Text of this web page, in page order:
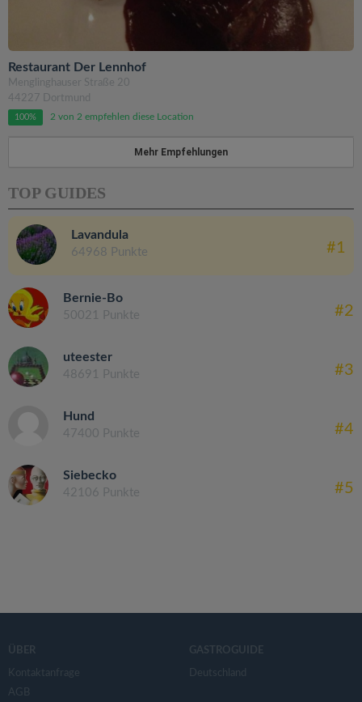
Restaurant Der Lennhof
Menglinghauser Straße 20
44227 Dortmund
100% 2 von 2 empfehlen diese Location
Mehr Empfehlungen
TOP GUIDES
Lavandula
64968 Punkte #1
Bernie-Bo
50021 Punkte #2
uteester
48691 Punkte #3
Hund
47400 Punkte #4
Siebecko
42106 Punkte #5
ÜBER
Kontaktanfrage
AGB
GASTROGUIDE
Deutschland